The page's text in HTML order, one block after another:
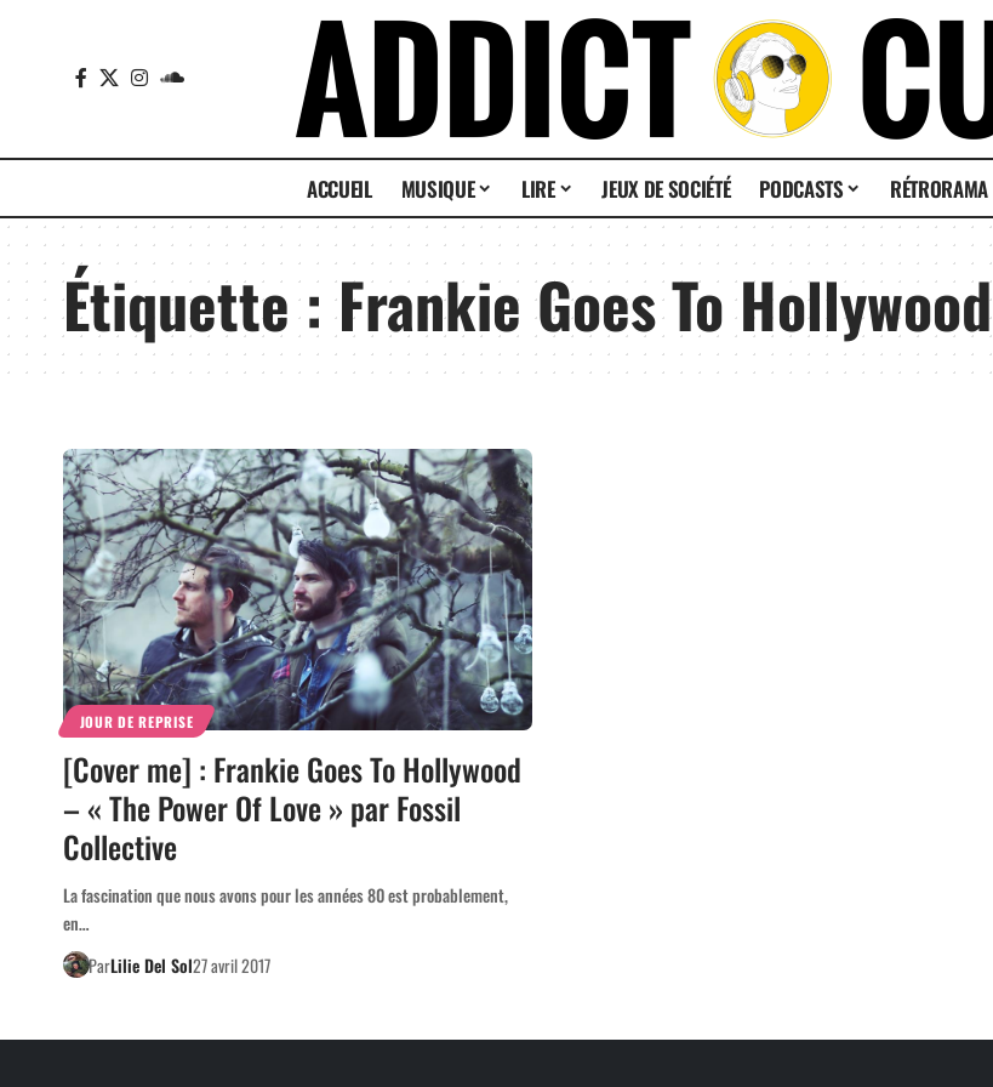
ACCUEIL MUSIQUE LIRE JEUX DE SOCIÉTÉ PODCASTS RÉTRORAMA
Étiquette :Frankie Goes To Hollywood
JOUR DE REPRISE
[Cover me] : Frankie Goes To Hollywood
– « The Power Of Love » par Fossil
Collective
La fascination que nous avons pour les années 80 est probablement,
en…
ParLilie Del Sol27 avril 2017